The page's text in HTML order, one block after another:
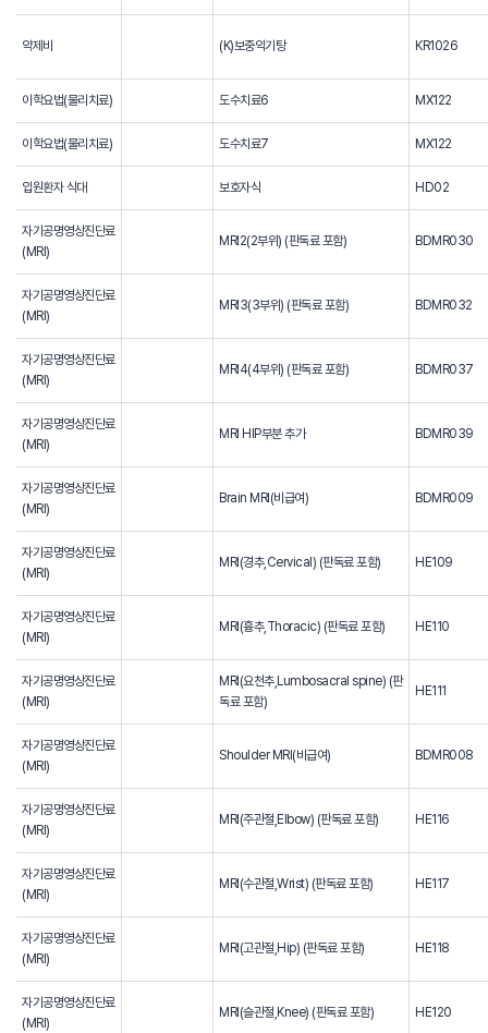
약제비 (K)보중익기탕 KR1026
이학요법(물리치료) 도수치료6 MX122
이학요법(물리치료) 도수치료7 MX122
입원환자 식대 보호자식 HD02
자기공명영상진단료
(MRI)
MRI2(2부위) (판독료 포함) BDMR030
자기공명영상진단료
(MRI)
MRI3(3부위) (판독료 포함) BDMR032
자기공명영상진단료
(MRI)
MRI4(4부위) (판독료 포함) BDMR037
자기공명영상진단료
(MRI)
MRI HIP부분 추가 BDMR039
자기공명영상진단료
(MRI)
Brain MRI(비급여) BDMR009
자기공명영상진단료
(MRI)
MRI(경추,Cervical) (판독료 포함) HE109
자기공명영상진단료
(MRI)
MRI(흉추,Thoracic) (판독료 포함) HE110
자기공명영상진단료
(MRI)
MRI(요천추,Lumbosacral spine) (판
독료 포함)
HE111
자기공명영상진단료
(MRI)
Shoulder MRI(비급여) BDMR008
자기공명영상진단료
(MRI)
MRI(주관절,Elbow) (판독료 포함) HE116
자기공명영상진단료
(MRI)
MRI(수관절,Wrist) (판독료 포함) HE117
자기공명영상진단료
(MRI)
MRI(고관절,Hip) (판독료 포함) HE118
자기공명영상진단료
(MRI)
MRI(슬관절,Knee) (판독료 포함) HE120